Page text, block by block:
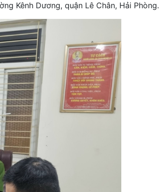
Kênh Dương, quận Lê Chân, Hải Phòng.